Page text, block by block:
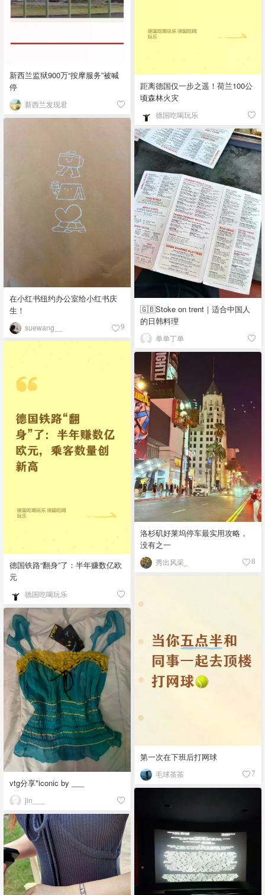
新西兰监狱900万“按摩服务”被喊
停
新西兰发现君
距离德国仅一步之遥！荷兰100公
顷森林火灾
德国吃喝玩乐
在小红书纽约办公室给小红书庆
生！
suewang__ 9
🇬🇧Stoke on trent｜适合中国人
的日韩料理
单单丁单
德国铁路“翻身”了：半年赚数亿欧
元
德国吃喝玩乐
洛杉矶好莱坞停车最实用攻略，
没有之一
秀出风采_ 8
第一次在下班后打网球
毛球茶茶 7
vtg分享*iconic by ___
jin___